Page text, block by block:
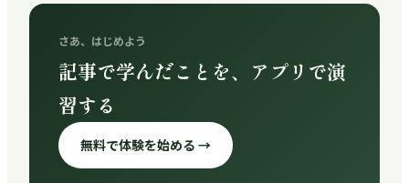
さあ、はじめよう
記事で学んだことを、アプリで演
習する
無料で体験を始める →